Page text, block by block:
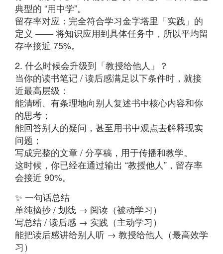
典型的 “用中学”。
留存率对应：完全符合学习金字塔里「实践」的
定义 —— 将知识应用到具体任务中，所以平均留
存率接近 75%。
2. 什么时候会升级到「教授给他人」？
当你的读书笔记 / 读后感满足以下条件时，就接
近最高层级：
能清晰、有条理地向别人复述书中核心内容和你
的思考；
能回答别人的疑问，甚至用书中观点去解释现实
问题；
写成完整的文章 / 分享稿，用于传播和教学。
这时候，你已经在通过输出 “教授他人”，留存率
会接近 90%。
✨ 一句话总结
单纯摘抄 / 划线 → 阅读（被动学习）
写总结 / 读后感 → 实践（主动学习）
能把读后感讲给别人听 → 教授给他人（最高效学
习）